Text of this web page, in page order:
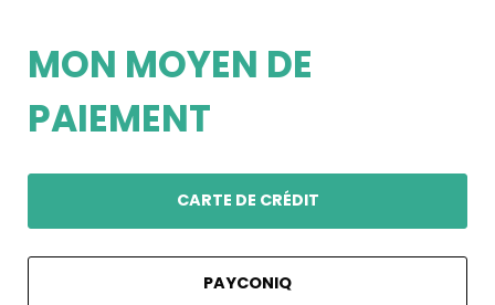
MON MOYEN DE
PAIEMENT
CARTE DE CRÉDIT
PAYCONIQ